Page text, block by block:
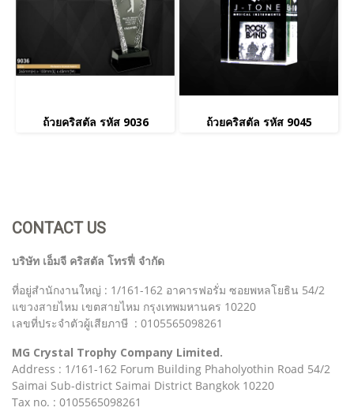
ถ้วยคริสตัล รหัส 9036 ถ้วยคริสตัล รหัส 9045
CONTACT US
บริษัท เอ็มจี คริสตัล โทรฟี่ จำกัด
ที่อยู่สำนักงานใหญ่ : 1/161-162 อาคารฟอรั่ม ซอยพหลโยธิน 54/2
แขวงสายไหม เขตสายไหม กรุงเทพมหานคร 10220
เลขที่ประจำตัวผู้เสียภาษี : 0105565098261
MG Crystal Trophy Company Limited.
Address : 1/161-162 Forum Building Phaholyothin Road 54/2
Saimai Sub-district Saimai District Bangkok 10220
Tax no. : 0105565098261